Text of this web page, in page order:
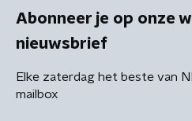
Abonneer je op onze
nieuwsbrief
Elke zaterdag het beste van
mailbox